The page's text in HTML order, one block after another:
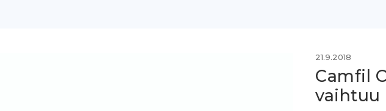
21.9.2018
Camfil
vaihtuu